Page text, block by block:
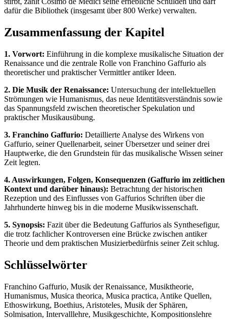
dafür die Bibliothek (insgesamt über 800 Werke) verwalten.
Zusammenfassung der Kapitel
1. Vorwort: Einführung in die komplexe musikalische Situation der
Renaissance und die zentrale Rolle von Franchino Gaffurio als
theoretischer und praktischer Vermittler antiker Ideen.
2. Die Musik der Renaissance: Untersuchung der intellektuellen
Strömungen wie Humanismus, das neue Identitätsverständnis sowie
das Spannungsfeld zwischen theoretischer Spekulation und
praktischer Musikausübung.
3. Franchino Gaffurio: Detaillierte Analyse des Wirkens von
Gaffurio, seiner Quellenarbeit, seiner Übersetzer und seiner drei
Hauptwerke, die den Grundstein für das musikalische Wissen seiner
Zeit legten.
4. Auswirkungen, Folgen, Konsequenzen (Gaffurio im zeitlichen
Kontext und darüber hinaus): Betrachtung der historischen
Rezeption und des Einflusses von Gaffurios Schriften über die
Jahrhunderte hinweg bis in die moderne Musikwissenschaft.
5. Synopsis: Fazit über die Bedeutung Gaffurios als Synthesefigur,
die trotz fachlicher Kontroversen eine Brücke zwischen antiker
Theorie und dem praktischen Musizierbedürfnis seiner Zeit schlug.
Schlüsselwörter
Franchino Gaffurio, Musik der Renaissance, Musiktheorie,
Humanismus, Musica theorica, Musica practica, Antike Quellen,
Ethoswirkung, Boethius, Aristoteles, Musik der Sphären,
Solmisation, Intervalllehre, Musikgeschichte, Kompositionslehre